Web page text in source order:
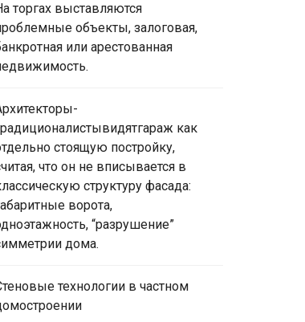
торгах выставляются
объекты, залоговая,
или арестованная
как
стоящую постройку,
что он не вписывается в
структуру фасада:
ворота,
“разрушение”
дома.
технологии в частном